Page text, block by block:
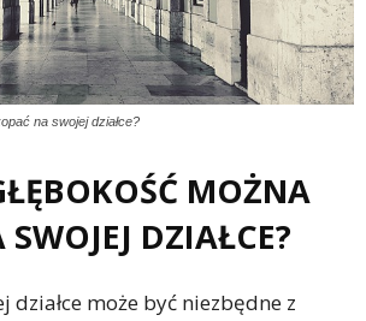
na swojej działce?
MOŻNA
DZIAŁCE?
działce może być niezbędne z